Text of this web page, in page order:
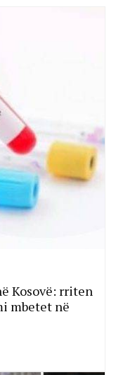
Kosovë: rriten
mbetet në